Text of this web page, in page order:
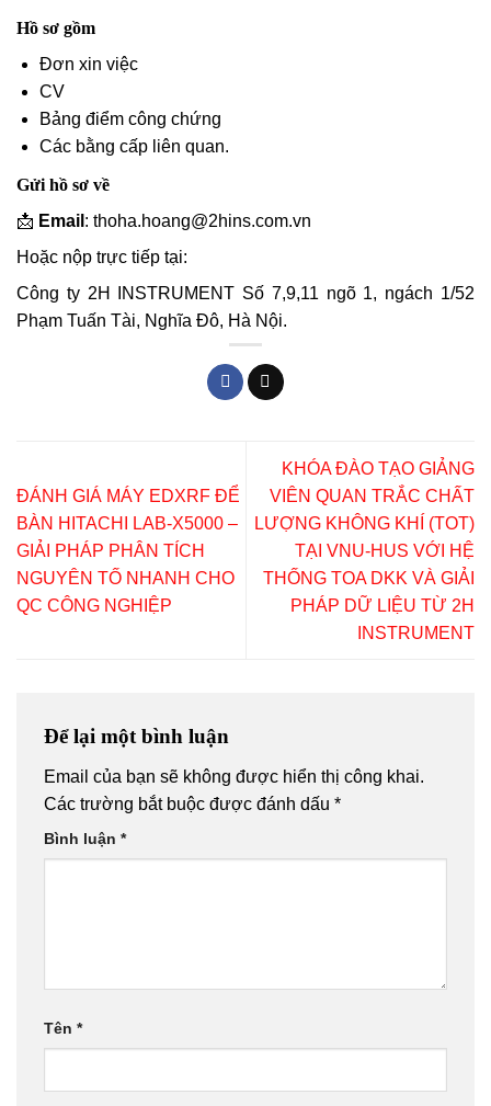
Hồ sơ gồm
Đơn xin việc
CV
Bảng điểm công chứng
Các bằng cấp liên quan.
Gửi hồ sơ về
📩 Email : thoha.hoang@2hins.com.vn
Hoặc nộp trực tiếp tại:
Công ty 2H INSTRUMENT Số 7,9,11 ngõ 1, ngách 1/52
Phạm Tuấn Tài, Nghĩa Đô, Hà Nội.
ĐÁNH GIÁ MÁY EDXRF ĐỂ
BÀN HITACHI LAB-X5000 –
GIẢI PHÁP PHÂN TÍCH
NGUYÊN TỐ NHANH CHO
QC CÔNG NGHIỆP
KHÓA ĐÀO TẠO GIẢNG
VIÊN QUAN TRẮC CHẤT
LƯỢNG KHÔNG KHÍ (TOT)
TẠI VNU-HUS VỚI HỆ
THỐNG TOA DKK VÀ GIẢI
PHÁP DỮ LIỆU TỪ 2H
INSTRUMENT
Để lại một bình luận
Email của bạn sẽ không được hiển thị công khai.
Các trường bắt buộc được đánh dấu *
Bình luận *
Tên *